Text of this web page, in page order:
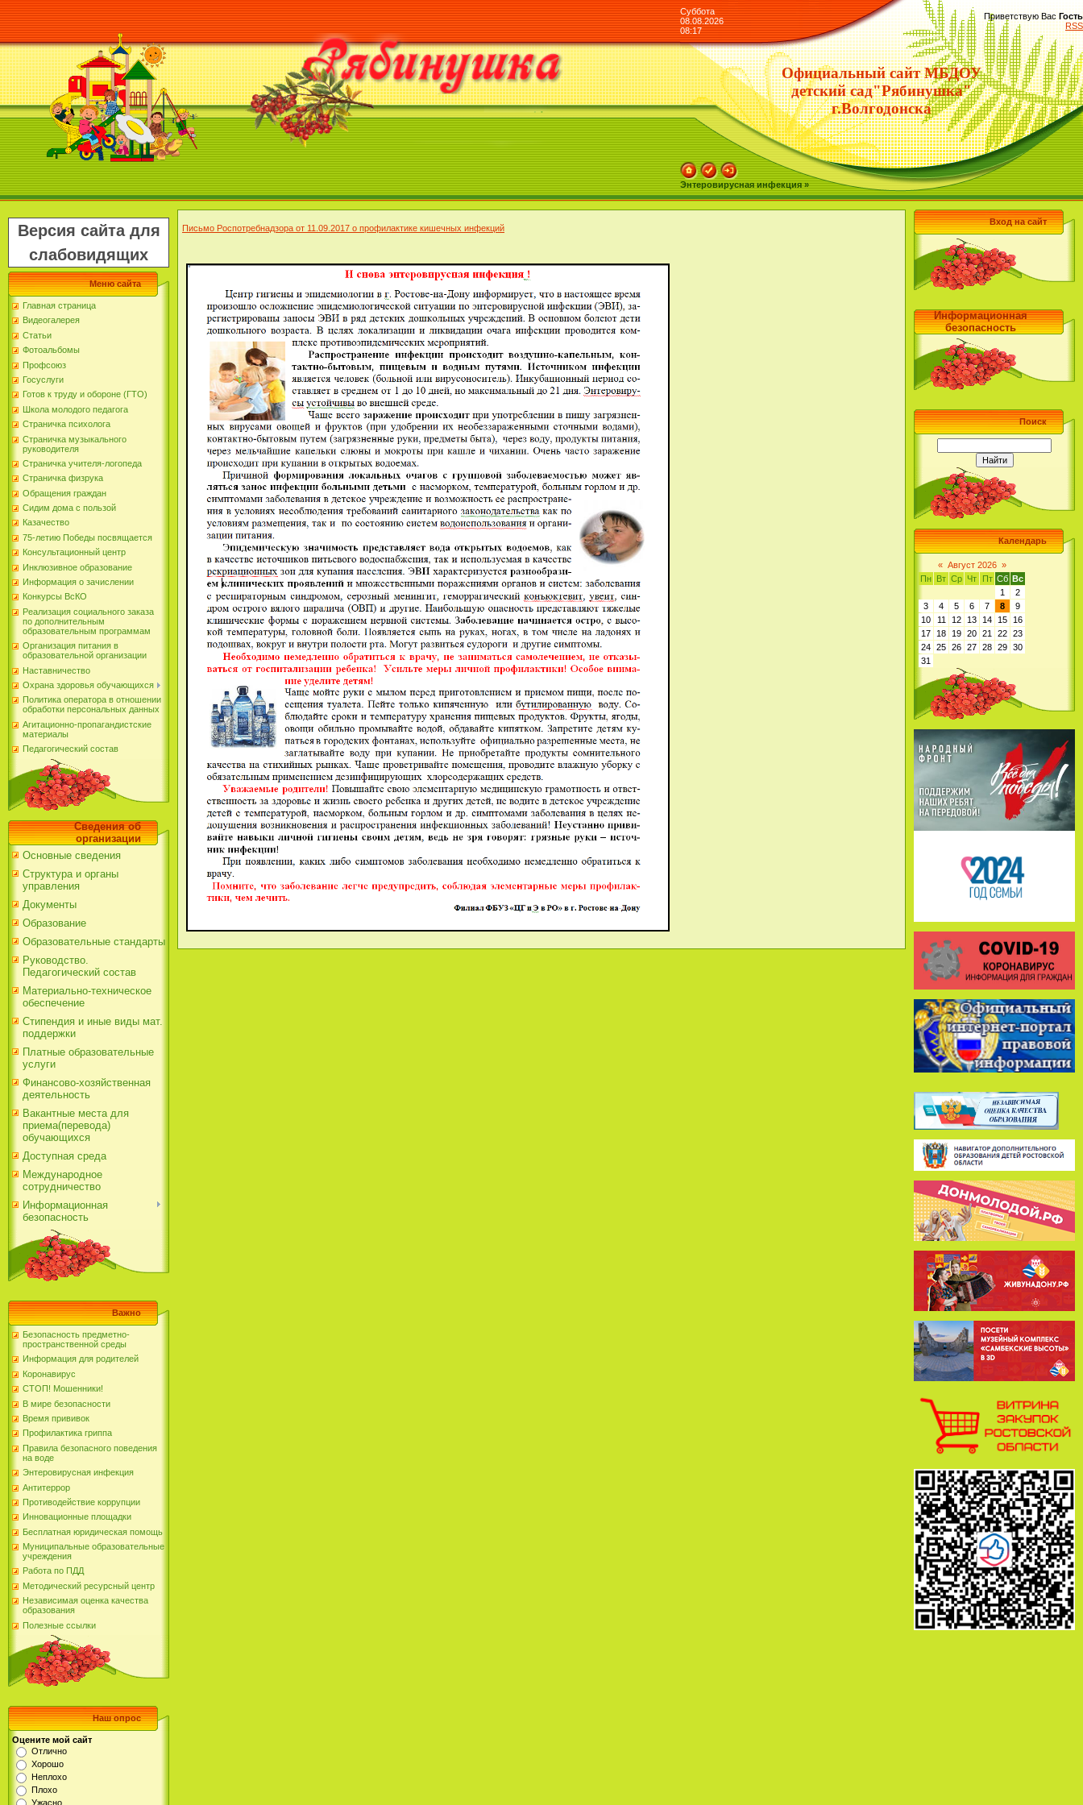
Суббота
08.08.2026
08:17
Приветствую Вас Гость
RSS
Официальный сайт МБДОУ
детский сад"Рябинушка"
г.Волгодонска
Энтеровирусная инфекция »
Версия сайта для
слабовидящих
Меню сайта
Главная страница
Видеогалерея
Статьи
Фотоальбомы
Профсоюз
Госуслуги
Готов к труду и обороне (ГТО)
Школа молодого педагога
Страничка психолога
Страничка музыкального
руководителя
Страничка учителя-логопеда
Страничка физрука
Обращения граждан
Сидим дома с пользой
Казачество
75-летию Победы посвящается
Консультационный центр
Инклюзивное образование
Информация о зачислении
Конкурсы ВсКО
Реализация социального заказа
по дополнительным
образовательным программам
Организация питания в
образовательной организации
Наставничество
Охрана здоровья обучающихся
Политика оператора в отношении
обработки персональных данных
Агитационно-пропагандистские
материалы
Педагогический состав
Сведения об
организации
Основные сведения
Структура и органы
управления
Документы
Образование
Образовательные стандарты
Руководство.
Педагогический состав
Материально-техническое
обеспечение
Стипендия и иные виды мат.
поддержки
Платные образовательные
услуги
Финансово-хозяйственная
деятельность
Вакантные места для
приема(перевода)
обучающихся
Доступная среда
Международное
сотрудничество
Информационная
безопасность
Важно
Безопасность предметно-
пространственной среды
Информация для родителей
Коронавирус
СТОП! Мошенники!
В мире безопасности
Время прививок
Профилактика гриппа
Правила безопасного поведения
на воде
Энтеровирусная инфекция
Антитеррор
Противодействие коррупции
Инновационные площадки
Бесплатная юридическая помощь
Муниципальные образовательные
учреждения
Работа по ПДД
Методический ресурсный центр
Независимая оценка качества
образования
Полезные ссылки
Наш опрос
Оцените мой сайт
Отлично
Хорошо
Неплохо
Плохо
Ужасно
Письмо Роспотребнадзора от 11.09.2017 о профилактике кишечных инфекций
Вход на сайт
Информационная
безопасность
Поиск
Календарь
« Август 2026 »
Пн Вт Ср Чт Пт Сб Вс
1
2
3
4 5 6 7 8
9
10
11 12 13 14 15
16
17
18 19 20 21 22 23
24 25 26 27 28 29 30
31